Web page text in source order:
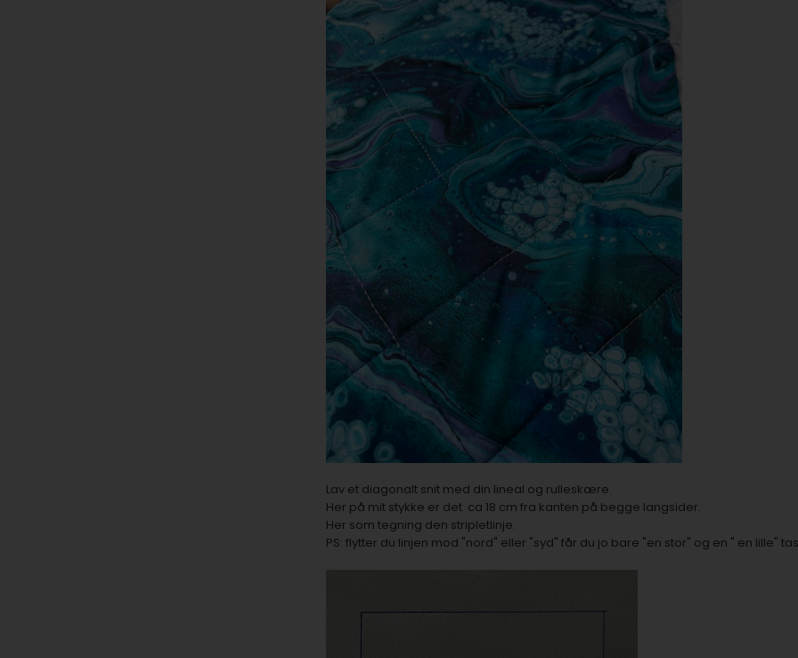
Lav et diagonalt snit med din lineal og rulleskære.
Her på mit stykke er det ca 18 cm fra kanten på begge langsider.
Her som tegning den stripletlinje.
PS: flytter du linjen mod "nord" eller "syd" får du jo bare "en stor" og en " en lille"